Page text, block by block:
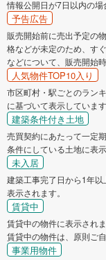
情報公開日が7日以内の場
予告広告
販売開始前に売出予定の
格などが未定のため、す
などについて、販売開始
人気物件TOP10入り
市区町村・駅ごとのラン
に基づいて表示しています
建築条件付き土地
売買契約にあたって一定
条件にしている土地に表示
未入居
建築工事完了日から1年
表示されます。
賃貸中
賃貸中の物件に表示されま
賃貸中の物件は、原則ご
事業用物件